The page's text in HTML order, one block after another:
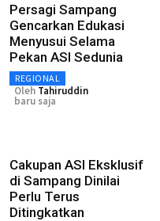
Persagi Sampang
Gencarkan Edukasi
Menyusui Selama
Pekan ASI Sedunia
REGIONAL
Oleh Tahiruddin
baru saja
Cakupan ASI Eksklusif
di Sampang Dinilai
Perlu Terus
Ditingkatkan